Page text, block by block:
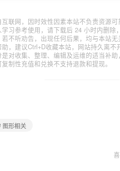
联网，因时效性因素本站不负责资源可
习参考使用，请下载后 24 小时内删除
不听劝告，出现任何后果，均与本站无
，建议Ctrl+D收藏本站，网站持久离不
对收集、整理、编辑及运维的适当补助
制性充值和兑换不支持退款和提现。
图形相关